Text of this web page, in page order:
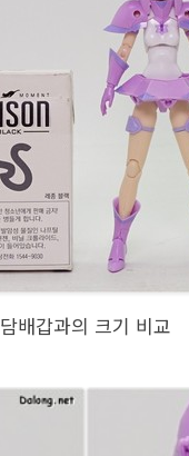
담배갑과의 크기 비교